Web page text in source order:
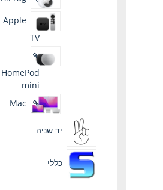
Apple
TV
HomePod
mini
Mac
יד שניה
כללי